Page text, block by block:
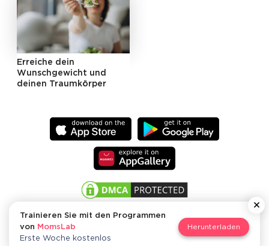
Erreiche dein
Wunschgewicht und
deinen Traumkörper
MomsLab
Trainieren Sie mit den Programmen
von
MomsLab
Erste Woche kostenlos
Herunterladen